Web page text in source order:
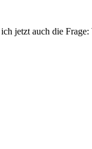
jetzt auch die